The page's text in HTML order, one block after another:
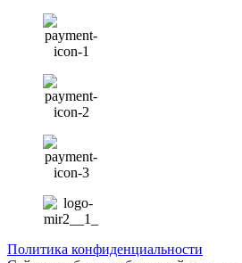
Политика конфиденциальности